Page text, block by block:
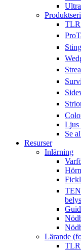
TLR
Ljus
Se
Resurser
Inlärning
Lärande
TLR